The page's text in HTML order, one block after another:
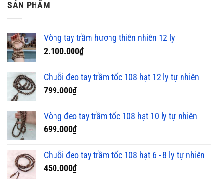
SẢN PHẨM
Vòng tay trầm hương thiên nhiên 12 ly
2.100.000₫
Chuỗi đeo tay trầm tốc 108 hạt 12 ly tự nhiên
799.000₫
Vòng đeo tay trầm tốc 108 hạt 10 ly tự nhiên
699.000₫
Chuỗi đeo tay trầm tốc 108 hạt 6 - 8 ly tự nhiên
450.000₫